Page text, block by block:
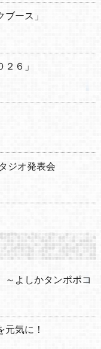
ブース」
２６」
ジオ発表会
～よしかタンポポコ
元気に！